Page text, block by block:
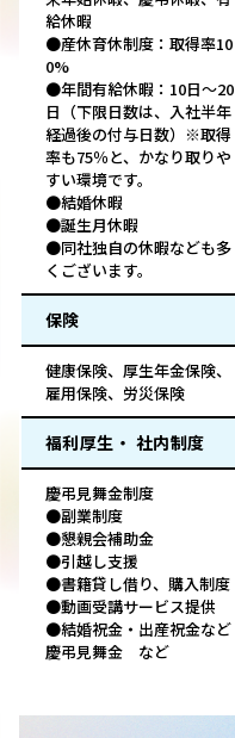
給休暇
●産休育休制度：取得率10
0%
●年間有給休暇：10日～20
日（下限日数は、入社半年
経過後の付与日数）※取得
率も75％と、かなり取りや
すい環境です。
●結婚休暇
●誕生月休暇
●同社独自の休暇なども多
くございます。
保険
健康保険、厚生年金保険、
雇用保険、労災保険
福利厚生・ 社内制度
慶弔見舞金制度
●副業制度
●懇親会補助金
●引越し支援
●書籍貸し借り、購入制度
●動画受講サービス提供
●結婚祝金・出産祝金など
慶弔見舞金 など